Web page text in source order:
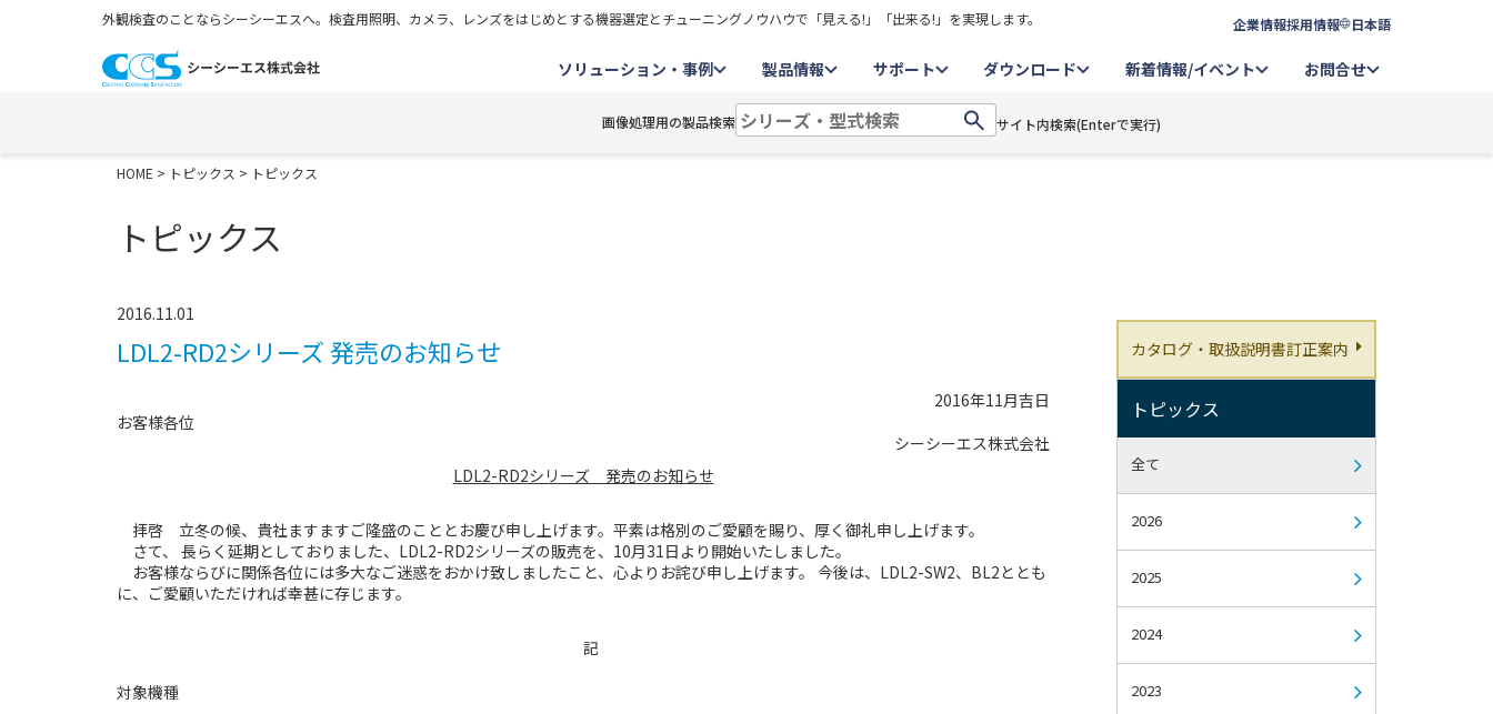
外観検査のことならシーシーエスへ。検査用照明、カメラ、レンズをはじめとする機器選定とチューニングノウハウで「見える!」「出来る!」を実現します。 企業情報採用情報 日本語
ソリューション・事例 製品情報 サポート ダウンロード 新着情報/イベント お問合せ
画像処理用の製品検索 サイト内検索(Enterで実行)
HOME > トピックス > トピックス
トピックス
2016.11.01
LDL2-RD2シリーズ 発売のお知らせ
2016年11月吉日
お客様各位
シーシーエス株式会社
LDL2-RD2シリーズ 発売のお知らせ
拝啓 立冬の候、貴社ますますご隆盛のこととお慶び申し上げます。平素は格別のご愛顧を賜り、厚く御礼申し上げます。
さて、 長らく延期としておりました、LDL2-RD2シリーズの販売を、10月31日より開始いたしました。
お客様ならびに関係各位には多大なご迷惑をおかけ致しましたこと、心よりお詫び申し上げます。 今後は、LDL2-SW2、BL2ととも
に、ご愛顧いただければ幸甚に存じます。
記
対象機種
カタログ・取扱説明書訂正案内
トピックス
全て
2026
2025
2024
2023